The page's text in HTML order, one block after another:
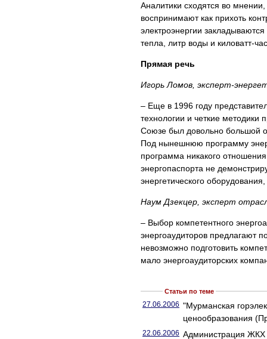
Аналитики сходятся во
воспринимают как прихоть
электроэнергии
тепла, литр воды и киловатт-
Прямая речь
Игорь Ломов, эксперт-
– Еще в 1996 году
технологии и четкие методики
Союзе был довольно большой
Под нынешнюю программу
программа никакого
энергопаспорта не
энергетического
Наум Дзекцер, эксперт
– Выбор компетентного
энергоаудиторов предлагают
невозможно подготовить
мало энергоаудиторских
Статьи по теме
27.06.2006 "Мурманская
ценообразования
22.06.2006 Администрация ЖКХ